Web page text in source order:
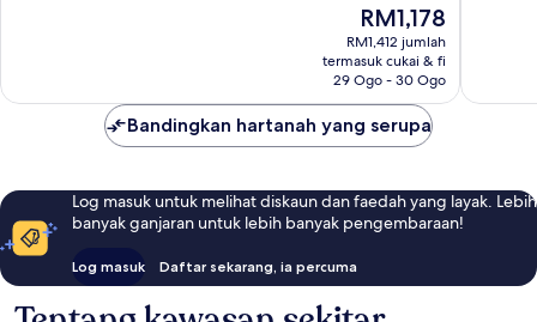
Harga
ialah
RM1,178
RM1,178
RM1,412 jumlah
termasuk cukai & fi
29 Ogo - 30 Ogo
Bandingkan hartanah yang serupa
Log masuk untuk melihat diskaun dan faedah yang layak. Lebih
banyak ganjaran untuk lebih banyak pengembaraan!
Log masuk Daftar sekarang, ia percuma